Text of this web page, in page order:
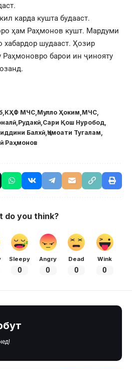
карда кушта будааст.
ҳам Раҳмонов кушт. Мардуми
хабардор шудааст. Ҳозир
Раҳмоновро барои ин ҷинояту
КҲФ МЧС Мулло Ҳоким МЧС
Рудакӣ Сари Қош Нуробод
Балхӣ Ҷамоати Тугалам
Раҳмонов
do you think?
Sleepy
0
Angry
0
Dead
0
Wink
0